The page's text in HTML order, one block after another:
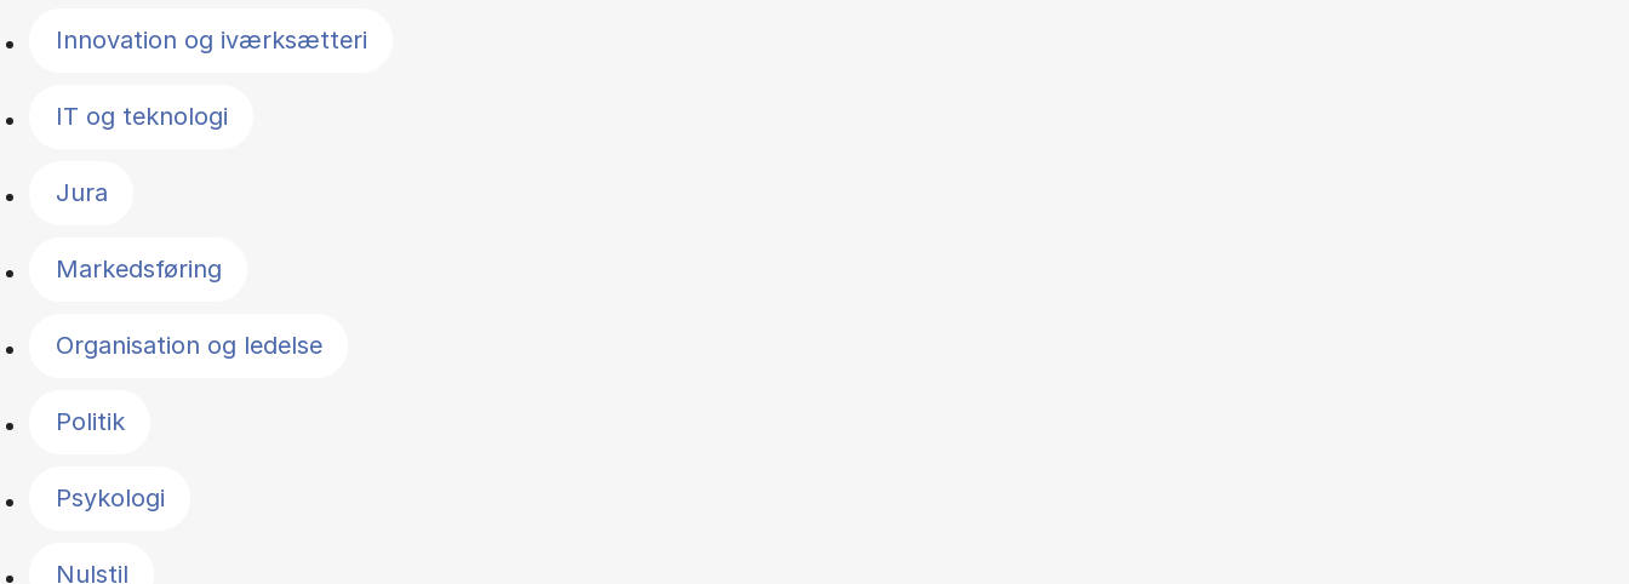
Innovation og iværksætteri
IT og teknologi
Jura
Markedsføring
Organisation og ledelse
Politik
Psykologi
Nulstil